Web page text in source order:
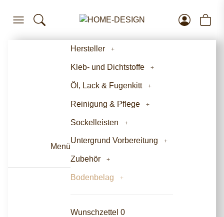
Menü
Hersteller
Kleb- und Dichtstoffe
Öl, Lack & Fugenkitt
Reinigung & Pflege
Sockelleisten
Untergrund Vorbereitung
Zubehör
Bodenbelag
Wunschzettel 0